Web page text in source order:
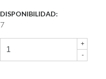
DISPONIBILIDAD:
7
+
-